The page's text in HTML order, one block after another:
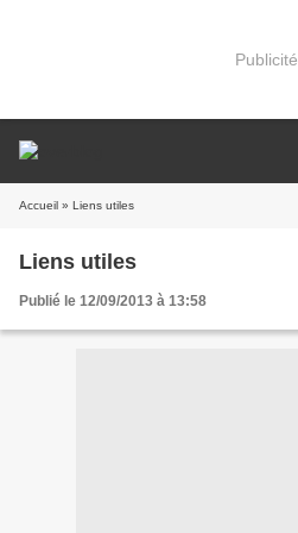
Publicité
Accueil » Liens utiles
Liens utiles
Publié le 12/09/2013 à 13:58